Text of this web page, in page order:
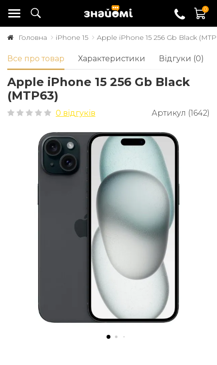
0
Головна iPhone 15 Apple iPhone 15 256 Gb Black
Все про товар Характеристики Відгуки (0)
Apple iPhone 15 256 Gb Black
(MTP63)
0 відгуків Артикул (1642)